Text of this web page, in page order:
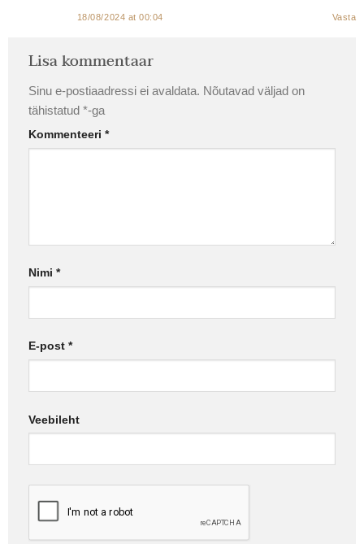
18/08/2024 at 00:04 Vasta
Lisa kommentaar
Sinu e-postiaadressi ei avaldata. Nõutavad väljad on
tähistatud *-ga
Kommenteeri *
Nimi *
E-post *
Veebileht